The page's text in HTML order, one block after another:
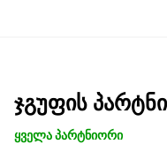
ჯგუფის
ყველა პარტნიორი